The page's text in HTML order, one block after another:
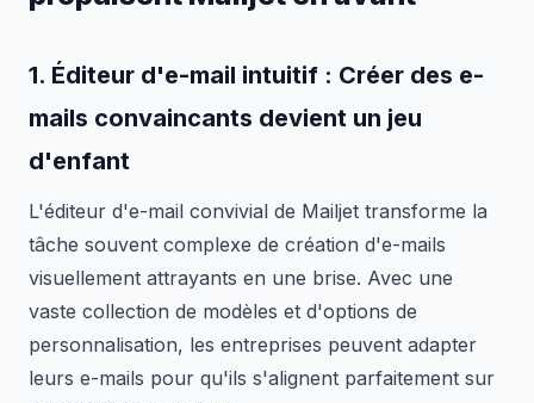
1. Éditeur d'e-mail intuitif : Créer des e-
mails convaincants devient un jeu
d'enfant
L'éditeur d'e-mail convivial de Mailjet transforme la
tâche souvent complexe de création d'e-mails
visuellement attrayants en une brise. Avec une
vaste collection de modèles et d'options de
personnalisation, les entreprises peuvent adapter
leurs e-mails pour qu'ils s'alignent parfaitement sur